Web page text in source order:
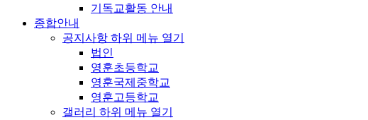
기독교활동 안내
종합안내
공지사항 하위 메뉴 열기
법인
영훈초등학교
영훈국제중학교
영훈고등학교
갤러리 하위 메뉴 열기